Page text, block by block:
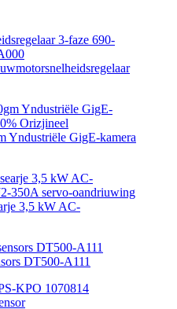
Yndustriële GigE-kamera
3,5 kW AC-
DT500-A111